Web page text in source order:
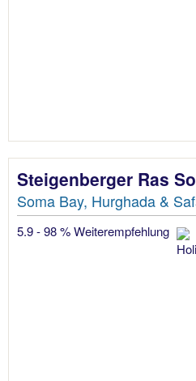
Steigenberger Ras
Soma Bay, Hurghada &
5.9 - 98 % Weiterempfehlung